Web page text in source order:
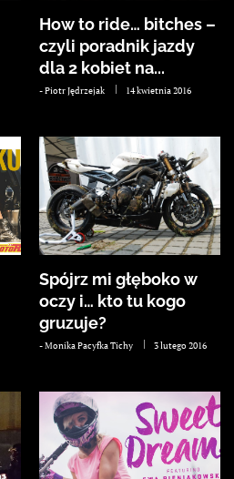
How to ride… bitches –
czyli poradnik jazdy
dla 2 kobiet na...
-Piotr Jędrzejak 14 kwietnia 2016
Spójrz mi głęboko w
oczy i… kto tu kogo
gruzuje?
-Monika Pacyfka Tichy 3 lutego 2016